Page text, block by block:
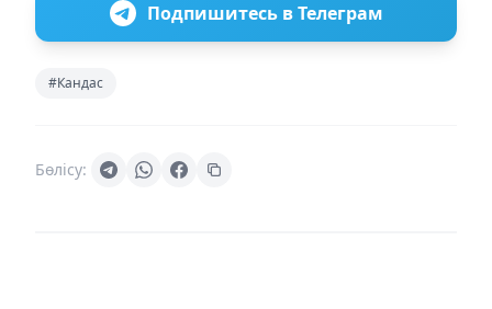
Подпишитесь в Телеграм
#Кандас
Бөлісу: